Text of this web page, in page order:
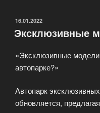
торжеств»
ОПУБЛИКОВАНО
16.01.2022
Эксклюзивные
«Эксклюзивные
автопарке?»
Автопарк
обновляется,